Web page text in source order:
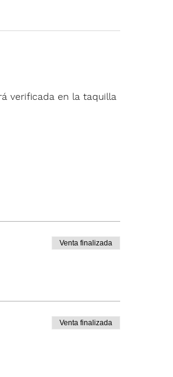
verificada en la taquilla
Venta finalizada
Venta finalizada